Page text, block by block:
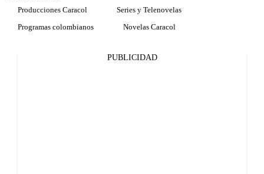
Producciones Caracol
Series y Telenovelas
Programas colombianos
Novelas Caracol
PUBLICIDAD